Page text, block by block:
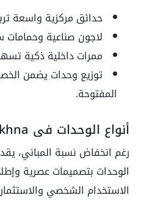
حدائق مركزية واسعة
لاجون صناعية وحمامات
ممرات داخلية ذكية
توزيع وحدات يضمن
المفتوحة.
أنواع الوحدات في Ojo Murano ELSokhna
رغم انخفاض نسبة المباني،
الوحدات بتصميمات عصرية
الاستخدام الشخصي